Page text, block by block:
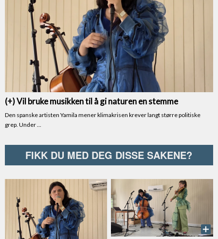
FIKK DU MED DEG DISSE SAKENE?